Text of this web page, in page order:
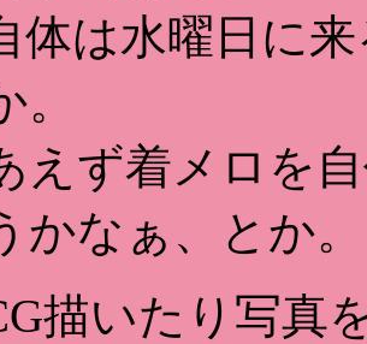
は水曜日に
ず着メロを
かなぁ、とか。
描いたり写真